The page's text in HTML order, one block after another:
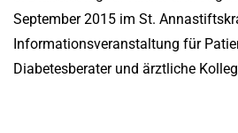
September 2015 im St.
Informationsveranstaltung für
Diabetesberater und ärztliche